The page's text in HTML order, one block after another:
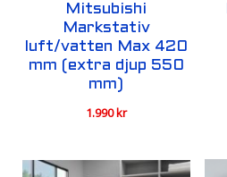
Mitsubishi
Markstativ
luft/vatten Max 420
mm (extra djup 550
mm)
1.990kr